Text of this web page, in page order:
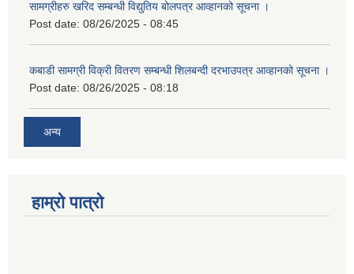
सामग्रीहरु खरिद सम्बन्धी विद्युतिय बोलपत्र आव्हानको सूचना ।
Post date: 08/26/2025 - 08:45
कबाडी सामग्री विक्री वितरण सम्बन्धी शिलबन्दी दरभाउपत्र आव्हानको सूचना ।
Post date: 08/26/2025 - 08:18
अन्य
हाम्रो पात्रो